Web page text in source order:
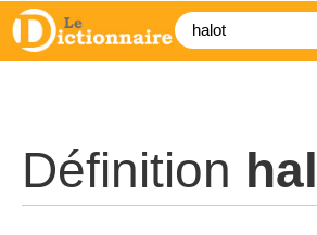
Définition